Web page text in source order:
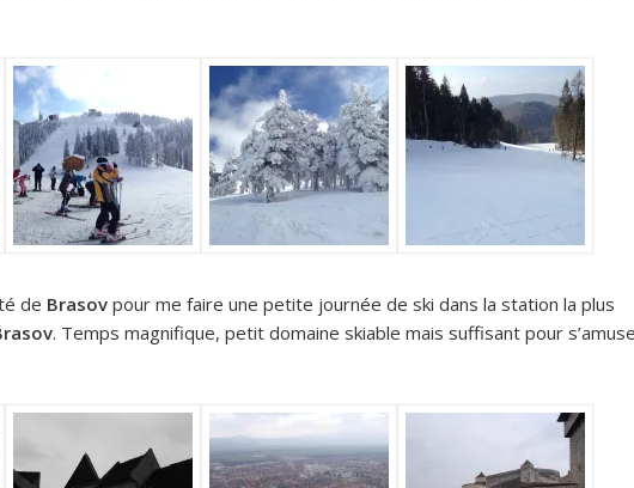
de Brasovpour me faire une petite journée de ski dans la station la plus
. Temps magnifique, petit domaine skiable mais suffisant pour